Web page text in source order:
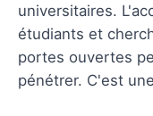
universitaires.
étudiants et
portes ouvertes
pénétrer. C'est